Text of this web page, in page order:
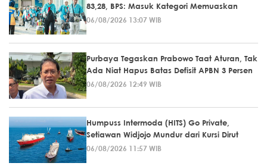
83,28, BPS: Masuk Kategori Memuaskan
06/08/2026 13:07 WIB
Purbaya Tegaskan Prabowo Taat Aturan, Tak
Ada Niat Hapus Batas Defisit APBN 3 Persen
06/08/2026 12:49 WIB
Humpuss Intermoda (HITS) Go Private,
Setiawan Widjojo Mundur dari Kursi Dirut
06/08/2026 11:57 WIB